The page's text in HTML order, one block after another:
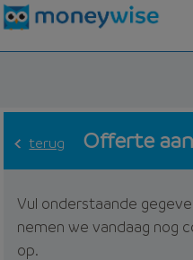
terug Offerte
Vul onderstaande
nemen we vandaag nog
op.